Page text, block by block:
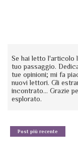
Se hai letto l'articolo
tuo passaggio.
tue opinioni; mi fa
nuovi lettori. Gli
incontrato... Grazie
esplorato.
Post più recente